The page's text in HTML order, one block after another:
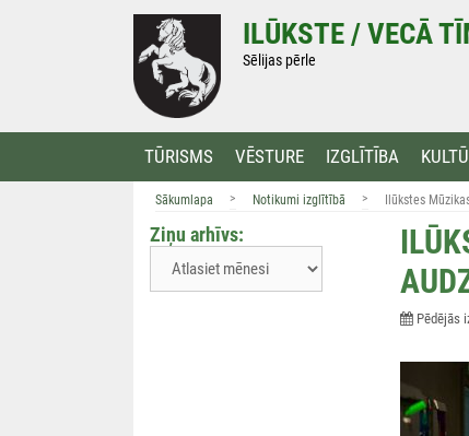
ILŪKSTE / VECĀ
Sēlijas pērle
TŪRISMS VĒSTURE IZGLĪTĪBA
Sākumlapa > Notikumi izglītībā > Ilūkstes
Pēdējās
Ziņu arhīvs: